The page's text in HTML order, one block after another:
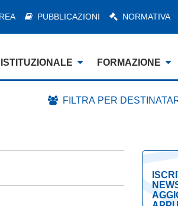
PUBBLICAZIONI NORMATIVA
FORMAZIONE
FILTRA PER